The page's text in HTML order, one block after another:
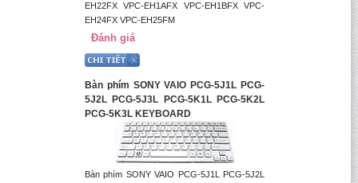
EH22FX VPC-EH1AFX VPC-EH1BFX VPC-
EH24FX VPC-EH25FM
Đánh giá
Bàn phím SONY VAIO PCG-5J1L PCG-
5J2L PCG-5J3L PCG-5K1L PCG-5K2L
PCG-5K3L KEYBOARD
Bàn phím SONY VAIO PCG-5J1L PCG-5J2L